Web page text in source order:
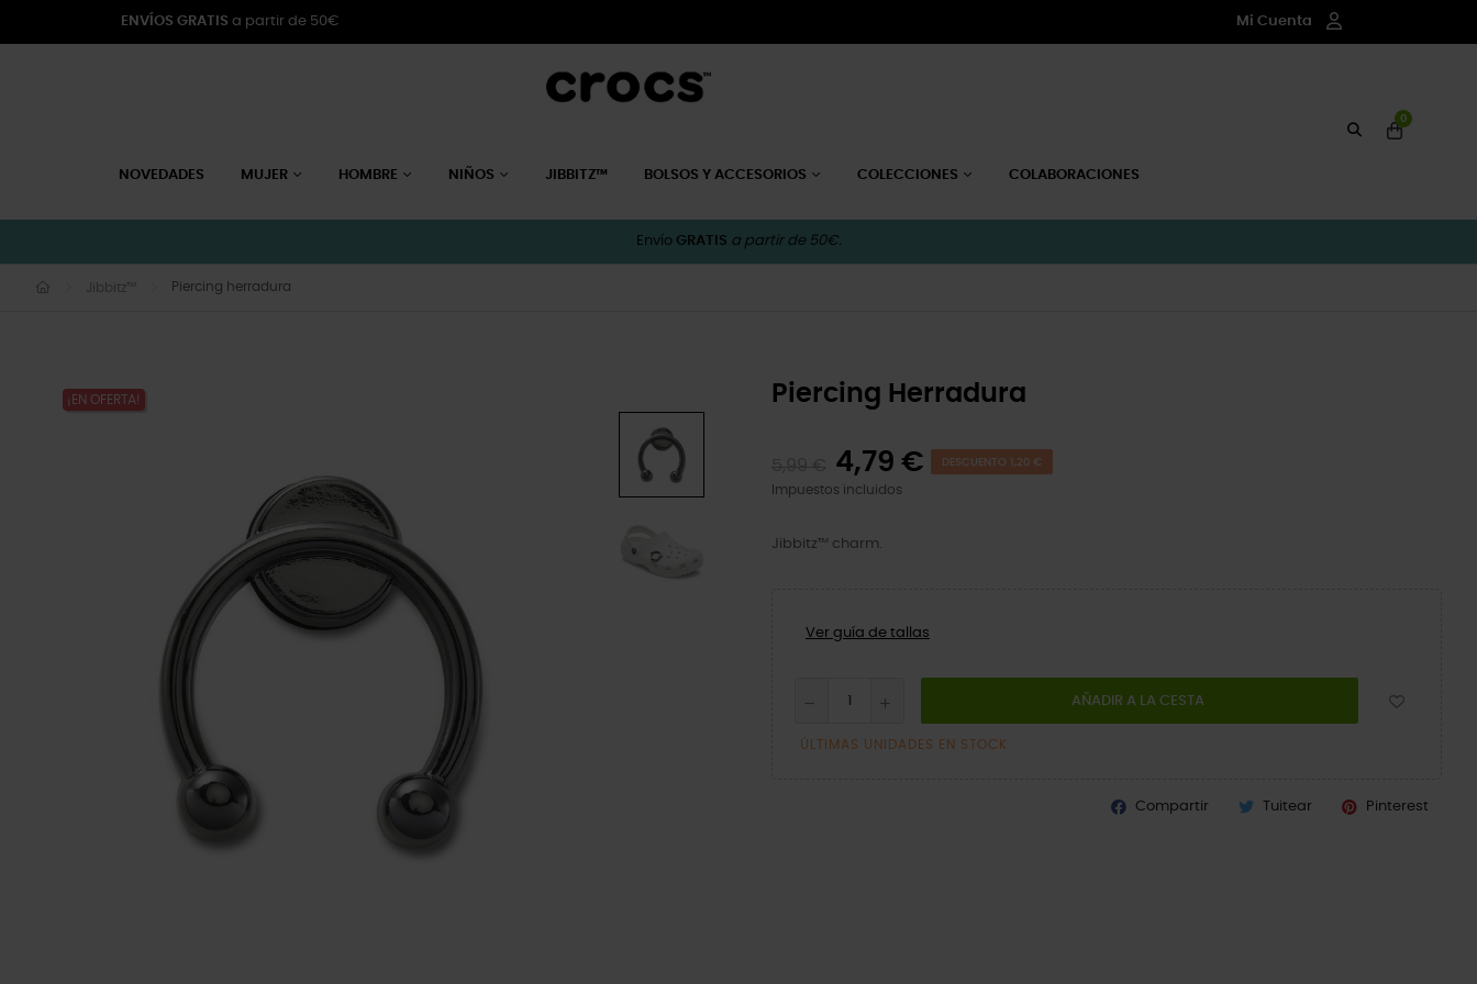
ENVÍOS GRATIS a partir de 50€ Mi Cuenta
NOVEDADES MUJER HOMBRE NIÑOS JIBBITZ™ BOLSOS Y ACCESORIOS COLECCIONES COLABORACIONES
0
Envío GRATIS a partir de 50€.
Jibbitz™ Piercing herradura
¡EN OFERTA! Piercing Herradura
4,79 € DESCUENTO 1,20 €
Impuestos incluidos
Jibbitz™ charm.
Ver guía de tallas
AÑADIR A LA CESTA
ÚLTIMAS UNIDADES EN STOCK
Compartir Tuitear Pinterest